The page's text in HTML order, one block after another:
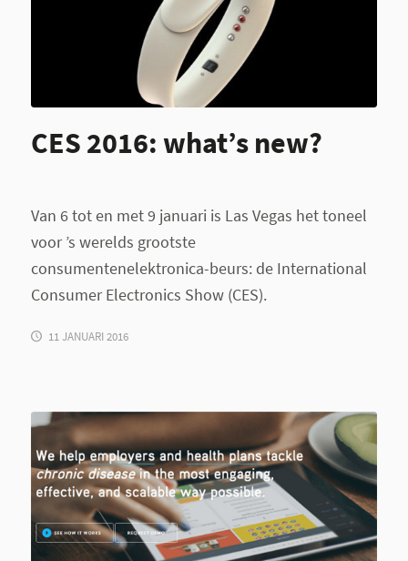
CES 2016: what’s new?
Van 6 tot en met 9 januari is Las Vegas het toneel
voor ’s werelds grootste
consumentenelektronica-beurs: de International
Consumer Electronics Show (CES).
11 JANUARI 2016